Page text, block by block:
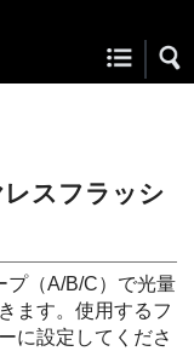
スフラッシ
プ（A/B/C）で光量
ます。使用するフ
に設定してくださ